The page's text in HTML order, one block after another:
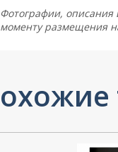
Фотографии, описания
моменту размещения